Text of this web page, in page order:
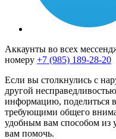
Аккаунты во всех
номеру +7 (985) 189-28-20
Если вы столкнулись с
другой
информацию, поделиться
требующими общего
удобным вам способом из
вам помочь.